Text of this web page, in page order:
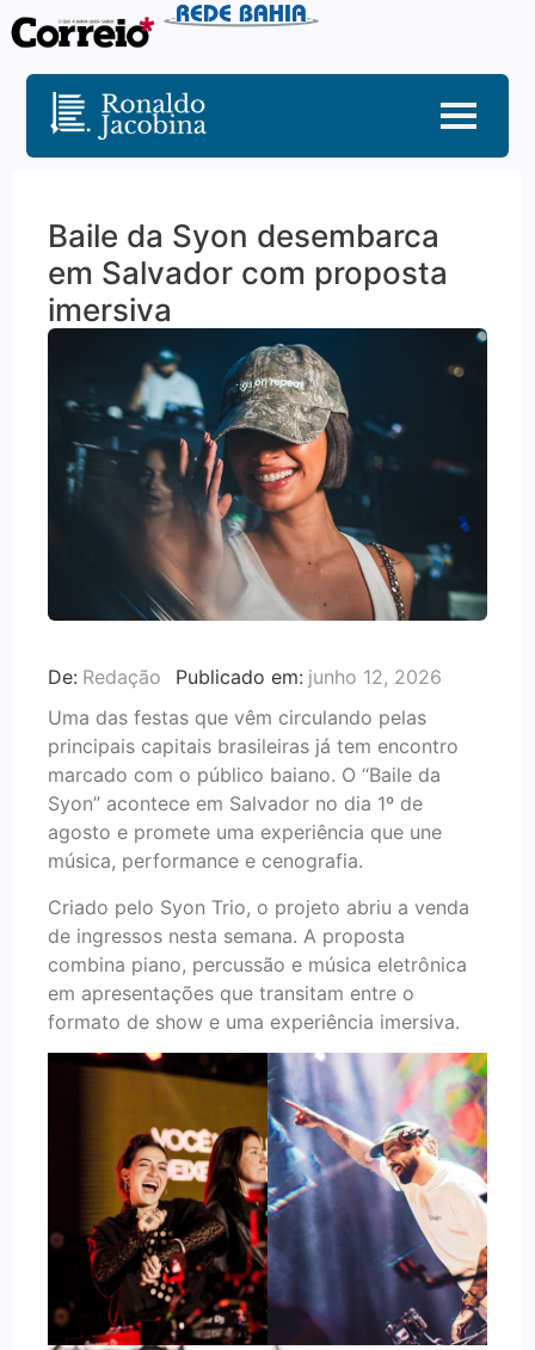
Baile da Syon desembarca
em Salvador com proposta
imersiva
De: Redação Publicado em: junho 12, 2026
Uma das festas que vêm circulando pelas
principais capitais brasileiras já tem encontro
marcado com o público baiano. O “Baile da
Syon” acontece em Salvador no dia 1º de
agosto e promete uma experiência que une
música, performance e cenografia.
Criado pelo Syon Trio, o projeto abriu a venda
de ingressos nesta semana. A proposta
combina piano, percussão e música eletrônica
em apresentações que transitam entre o
formato de show e uma experiência imersiva.